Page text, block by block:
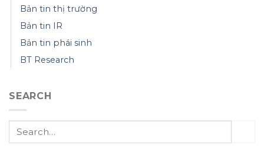
Bản tin thị trường
Bản tin IR
Bản tin phái sinh
BT Research
SEARCH